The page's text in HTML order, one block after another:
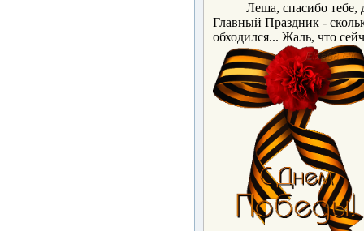
Леша, спасибо тебе,
Главный Праздник -
обходился... Жаль, что